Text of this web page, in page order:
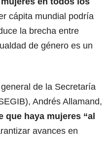
cápita mundial podría
la brecha entre
de género es un
de la Secretaría
Andrés Allamand,
que haya mujeres “al
avances en